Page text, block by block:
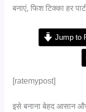
बनाएं, फिश टिक्का हर
Jump to
[ratemypost]
इसे बनाना बेहद आसान